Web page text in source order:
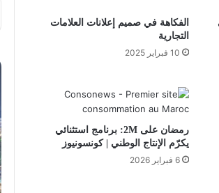
الفكاهة في صميم إعلانات العلامات
التجارية
10 فبراير 2025
رمضان على 2M: برنامج استثنائي
يكرّم الإنتاج الوطني | كونسونيوز
6 فبراير 2026